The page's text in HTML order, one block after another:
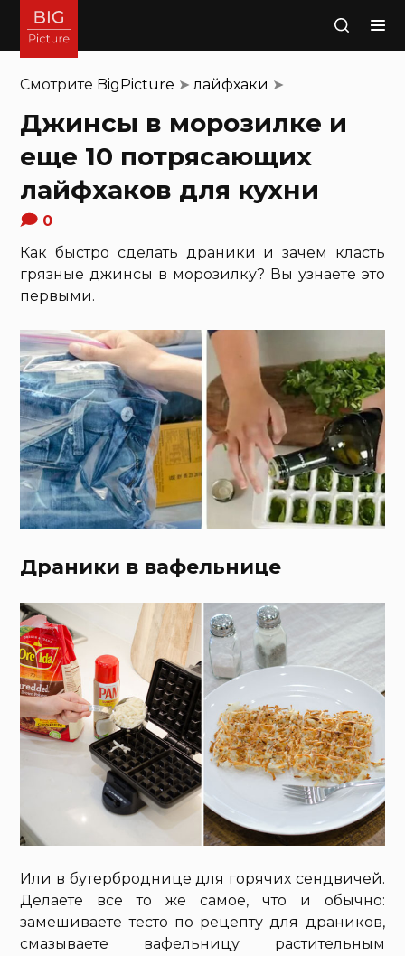
Поиск
Смотрите BigPicture ➤лайфхаки ➤
Джинсы в морозилке и
еще 10 потрясающих
лайфхаков для кухни
0
Как быстро сделать драники и зачем класть
грязные джинсы в морозилку? Вы узнаете это
первыми.
Драники в вафельнице
Или в бутерброднице для горячих сендвичей.
Делаете все то же самое, что и обычно:
замешиваете тесто по рецепту для драников,
смазываете вафельницу растительным